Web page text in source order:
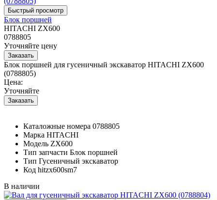
Блок поршней
HITACHI ZX600
0788805
Уточняйте цену
Блок поршней для гусеничный экскаватор HITACHI ZX600
(0788805)
Цена:
Уточняйте
Каталожные номера 0788805
Марка HITACHI
Модель ZX600
Тип запчасти Блок поршней
Тип Гусеничный экскаватор
Код hitzx600sm7
В наличии